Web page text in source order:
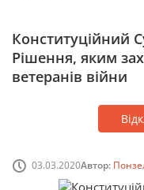
Конституційний
Рішення, яким
ветеранів війни
03.03.2020Автор: